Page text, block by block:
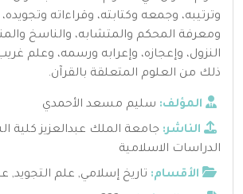
وترتيبه، وجمعه وكتابته، وقراءاته
ومعرفة المحكم والمتشابه، والناسخ
النزول، وإعجازه، وإعرابه ورسمه، وعلم
ذلك من العلوم المتعلقة بالقرآن.
المؤلف: سليم مسعد الأحمدي
الناشر: جامعة الملك عبدالعزيز كلية
الدراسات الاسلامية
الأقسام: تاريخ إسلامي, علم التجويد,